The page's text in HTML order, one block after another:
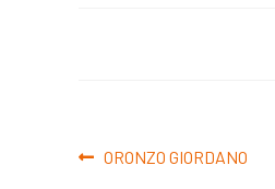
Navegación
Anterior:
ORONZO GIORDANO